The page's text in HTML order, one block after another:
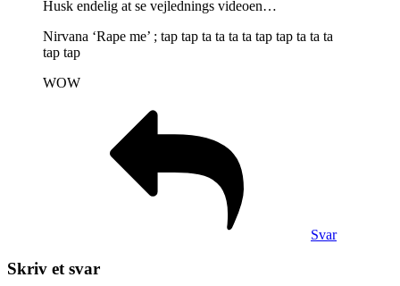
Husk endelig at se vejlednings videoen…
Nirvana ‘Rape me’ ; tap tap ta ta ta ta tap tap ta ta ta
tap tap
WOW
Svar
Skriv et svar